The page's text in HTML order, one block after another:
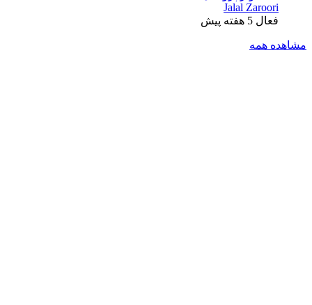
Jalal Zaroori
فعال 5 هفته پیش
مشاهده همه